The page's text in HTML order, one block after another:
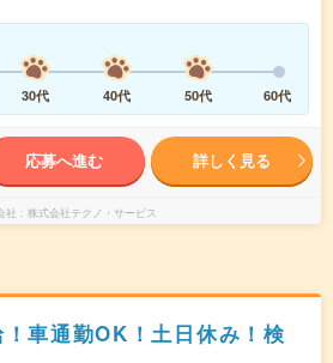
30代 40代 50代 60代
応募へ進む 詳しく見る
社 株式会社テクノ・サービス
車通勤OK！土日休み！検